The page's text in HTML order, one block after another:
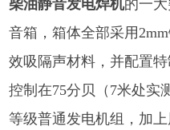
柴油静音发电焊机的一
音箱，箱体全部采用
效吸隔声材料，并配置
控制在75分贝（7米处实
等级普通发电机组，加